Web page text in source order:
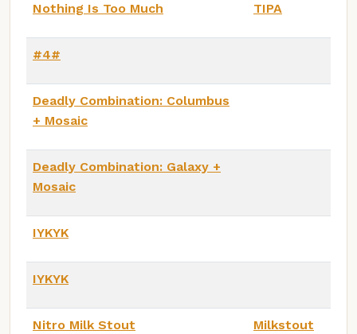
Nothing Is Too Much TIPA
#4#
Deadly Combination: Columbus
+ Mosaic
Deadly Combination: Galaxy +
Mosaic
IYKYK
IYKYK
Nitro Milk Stout Milkstout